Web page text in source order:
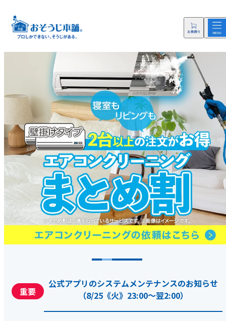
公式アプリのシステムメンテナンスのお知らせ
（8/25《火》23:00～翌2:00）